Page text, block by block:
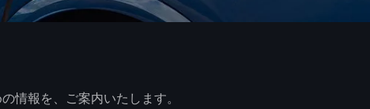
情報を、ご案内いたします。